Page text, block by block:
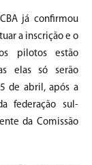
já confirmou
a inscrição e o
pilotos estão
elas só serão
de abril, após a
federação sul-
da Comissão